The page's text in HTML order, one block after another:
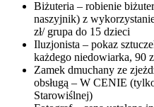
Biżuteria – robienie
naszyjnik) z
zł/ grupa do 15 dzieci
Iluzjonista – pokaz
każdego niedowiarka, 90
Zamek dmuchany ze
obsługą – W CENIE
Starowiślnej)